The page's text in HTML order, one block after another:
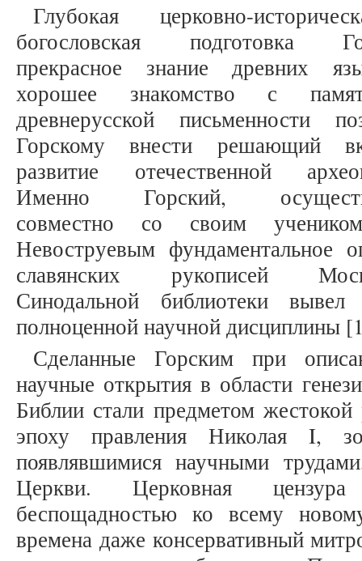
Глубокая церковно-
богословская подготовка
прекрасное знание древних
хорошее знакомство с
древнерусской письменности
Горскому внести решающий
развитие отечественной
Именно Горский,
совместно со своим
Невоструевым фундаментальное
славянских рукописей
Синодальной библиотеки
полноценной научной дисциплины
Сделанные Горским при
научные открытия в области
Библии стали предметом
эпоху правления Николая I,
появлявшимися научными
Церкви. Церковная цензура
беспощадностью ко всему
времена даже консервативный